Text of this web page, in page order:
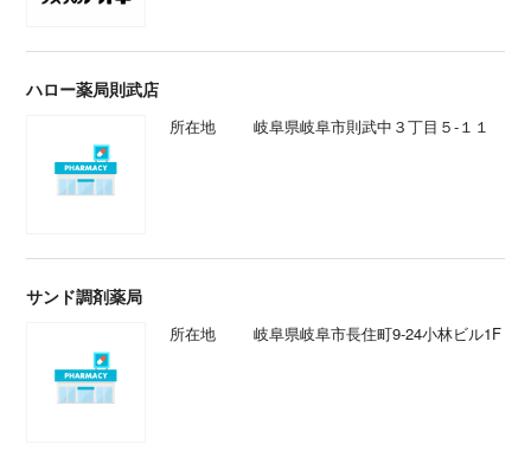
ハロー薬局則武店
所在地 岐阜県岐阜市則武中３丁目５-１１
サンド調剤薬局
所在地 岐阜県岐阜市長住町9-24小林ビル1F